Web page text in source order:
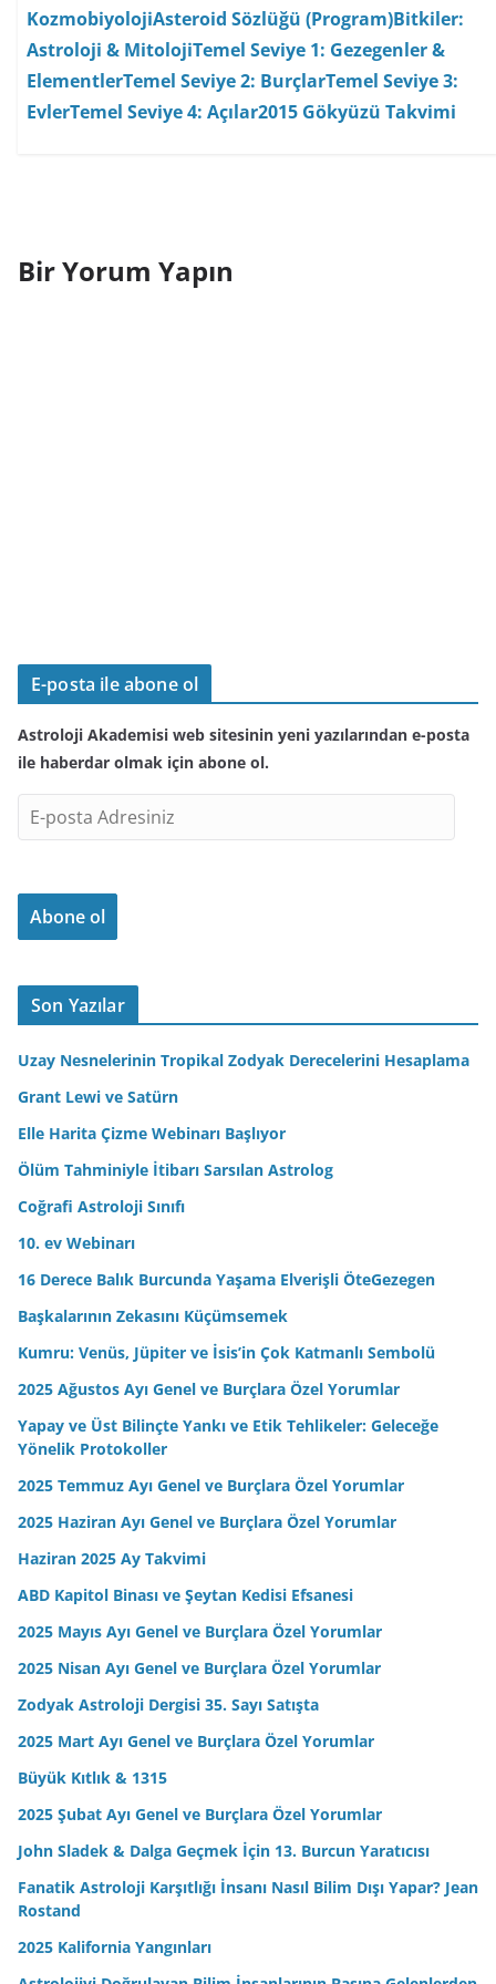
KozmobiyolojiAsteroid Sözlüğü (Program)Bitkiler:
Astroloji & MitolojiTemel Seviye 1: Gezegenler &
ElementlerTemel Seviye 2: BurçlarTemel Seviye 3:
EvlerTemel Seviye 4: Açılar2015 Gökyüzü Takvimi
Bir Yorum Yapın
E-posta ile abone ol
Astroloji Akademisi web sitesinin yeni yazılarından e-posta
ile haberdar olmak için abone ol.
-
o
t
d
r
i
n
Abone ol
Son Yazılar
Uzay Nesnelerinin Tropikal Zodyak Derecelerini Hesaplama
Grant Lewi ve Satürn
Elle Harita Çizme Webinarı Başlıyor
Ölüm Tahminiyle İtibarı Sarsılan Astrolog
Coğrafi Astroloji Sınıfı
10. ev Webinarı
16 Derece Balık Burcunda Yaşama Elverişli ÖteGezegen
Başkalarının Zekasını Küçümsemek
Kumru: Venüs, Jüpiter ve İsis’in Çok Katmanlı Sembolü
2025 Ağustos Ayı Genel ve Burçlara Özel Yorumlar
Yapay ve Üst Bilinçte Yankı ve Etik Tehlikeler: Geleceğe
Yönelik Protokoller
2025 Temmuz Ayı Genel ve Burçlara Özel Yorumlar
2025 Haziran Ayı Genel ve Burçlara Özel Yorumlar
Haziran 2025 Ay Takvimi
ABD Kapitol Binası ve Şeytan Kedisi Efsanesi
2025 Mayıs Ayı Genel ve Burçlara Özel Yorumlar
2025 Nisan Ayı Genel ve Burçlara Özel Yorumlar
Zodyak Astroloji Dergisi 35. Sayı Satışta
2025 Mart Ayı Genel ve Burçlara Özel Yorumlar
Büyük Kıtlık & 1315
2025 Şubat Ayı Genel ve Burçlara Özel Yorumlar
John Sladek & Dalga Geçmek İçin 13. Burcun Yaratıcısı
Fanatik Astroloji Karşıtlığı İnsanı Nasıl Bilim Dışı Yapar? Jean
Rostand
2025 Kalifornia Yangınları